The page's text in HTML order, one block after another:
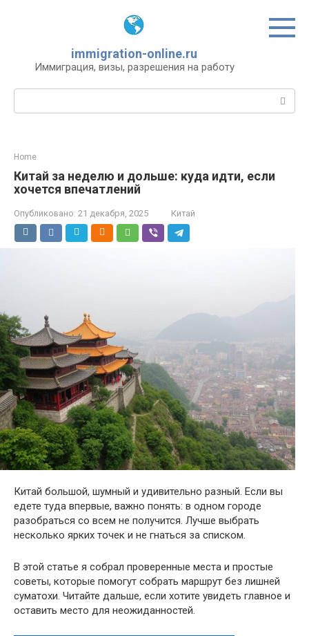
immigration-online.ru
Иммиграция, визы, разрешения на работу
Home
Китай за неделю и дольше: куда идти, если
хочется впечатлений
Опубликовано: 21 декабря, 2025 Китай
Китай большой, шумный и удивительно разный. Если вы
едете туда впервые, важно понять: в одном городе
разобраться со всем не получится. Лучше выбрать
несколько ярких точек и не гнаться за списком.
В этой статье я собрал проверенные места и простые
советы, которые помогут собрать маршрут без лишней
суматохи. Читайте дальше, если хотите увидеть главное и
оставить место для неожиданностей.